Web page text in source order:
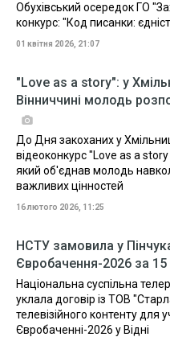
Обухівський осередок ГО
конкурс: "Код писанки:
01 квітня 2026, 21:07
"Love as a story": у
Вінниччині молодь
До Дня закоханих у
відеоконкурс "Love as a
який об'єднав молодь
важливих цінностей
16 лютого 2026, 11:25
НСТУ замовила у
Євробачення-2026 за 15
Національна суспільна
уклала договір із ТОВ
телевізійного контенту для
Євробаченні-2026 у Відні